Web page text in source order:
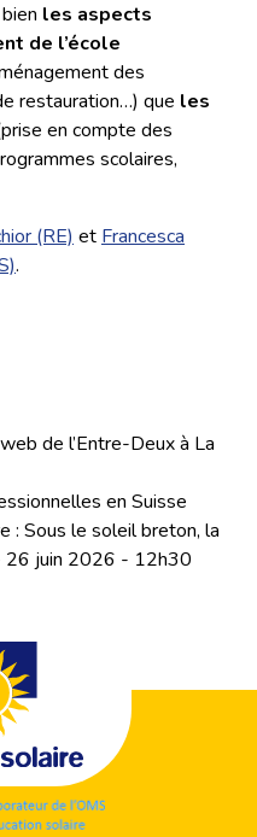
les aspects
de l’école
des
restauration…) que les
en compte des
scolaires,
(RE) et Francesca
.
de l’Entre-Deux à La
en Suisse
: Sous le soleil breton, la
26 juin 2026 - 12h30